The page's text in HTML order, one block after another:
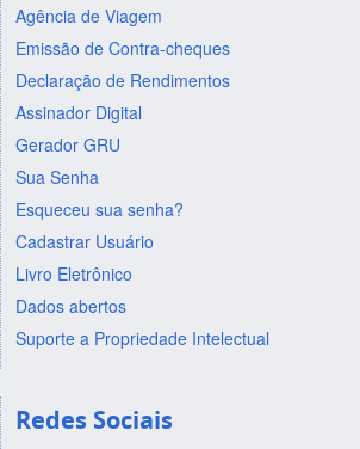
Agência de Viagem
Emissão de Contra-cheques
Declaração de Rendimentos
Assinador Digital
Gerador GRU
Sua Senha
Esqueceu sua senha?
Cadastrar Usuário
Livro Eletrônico
Dados abertos
Suporte a Propriedade Intelectual
Redes Sociais